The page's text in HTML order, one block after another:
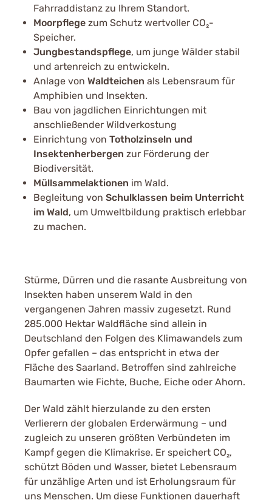
Fahrraddistanz zu Ihrem Standort.
Moorpflege zum Schutz wertvoller CO₂-
Speicher.
Jungbestandspflege, um junge Wälder stabil
und artenreich zu entwickeln.
Anlage von Waldteichen als Lebensraum für
Amphibien und Insekten.
Bau von jagdlichen Einrichtungen mit
anschließender Wildverkostung
Einrichtung von Totholzinseln und
Insektenherbergen zur Förderung der
Biodiversität.
Müllsammelaktionen im Wald.
Begleitung von Schulklassen beim Unterricht
im Wald, um Umweltbildung praktisch erlebbar
zu machen.
Stürme, Dürren und die rasante Ausbreitung von
Insekten haben unserem Wald in den
vergangenen Jahren massiv zugesetzt. Rund
285.000 Hektar Waldfläche sind allein in
Deutschland den Folgen des Klimawandels zum
Opfer gefallen – das entspricht in etwa der
Fläche des Saarland. Betroffen sind zahlreiche
Baumarten wie Fichte, Buche, Eiche oder Ahorn.
Der Wald zählt hierzulande zu den ersten
Verlierern der globalen Erderwärmung – und
zugleich zu unseren größten Verbündeten im
Kampf gegen die Klimakrise. Er speichert CO₂,
schützt Böden und Wasser, bietet Lebensraum
für unzählige Arten und ist Erholungsraum für
uns Menschen. Um diese Funktionen dauerhaft